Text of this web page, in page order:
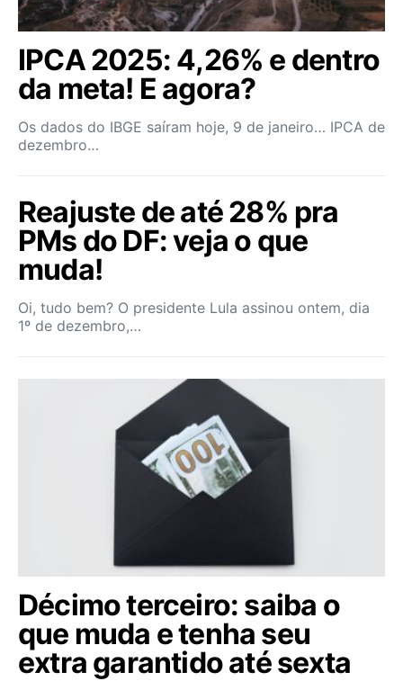
IPCA 2025: 4,26% e dentro
da meta! E agora?
Os dados do IBGE saíram hoje, 9 de janeiro… IPCA de
dezembro…
Reajuste de até 28% pra
PMs do DF: veja o que
muda!
Oi, tudo bem? O presidente Lula assinou ontem, dia
1º de dezembro,…
Décimo terceiro: saiba o
que muda e tenha seu
extra garantido até sexta